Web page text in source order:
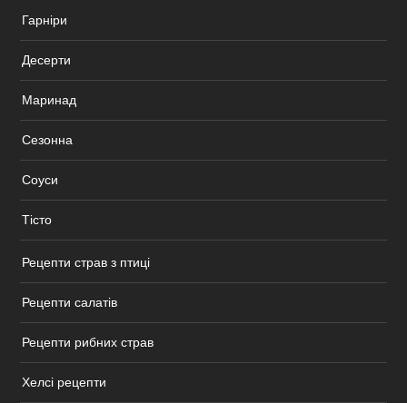
Гарніри
Десерти
Маринад
Сезонна
Соуси
Тісто
Рецепти страв з птиці
Рецепти салатів
Рецепти рибних страв
Хелсі рецепти